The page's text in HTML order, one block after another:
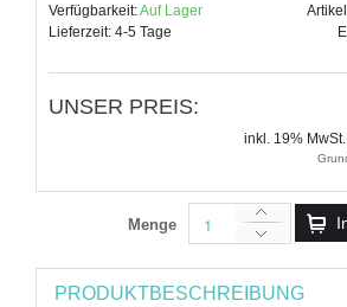
Verfügbarkeit:Auf Lager
Lieferzeit: 4-5 Tage
UNSER PREIS:
inkl. 19% MwSt.
Menge
PRODUKTBESCHREIBUNG